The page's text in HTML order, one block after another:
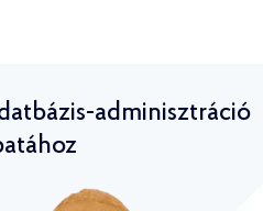
adminisztráció